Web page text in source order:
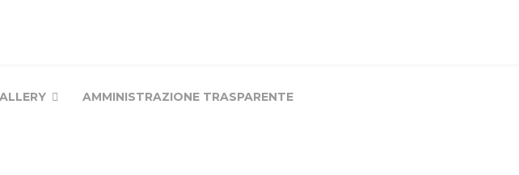
AMMINISTRAZIONE TRASPARENTE